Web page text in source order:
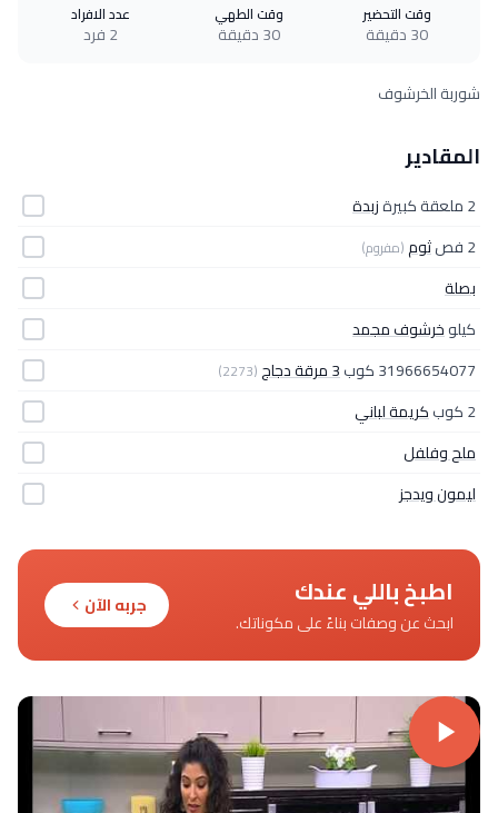
وقت التحضير
30 دقيقة
وقت الطهي
30 دقيقة
عدد الافراد
2 فرد
شوربة الخرشوف
المقادير
2 ملعقة كبيرة
زبدة
2 فص
ثوم(مفروم)
بصلة
كيلوخرشوف مجمد
31966654077 كوب
3 مرقة دجاج (2273)
2 كوب
كريمة لباني
ملح وفلفل
ليمون ويدجز
اطبخ باللي عندك
ابحث عن وصفات بناءً على مكوناتك.
جربه الآن